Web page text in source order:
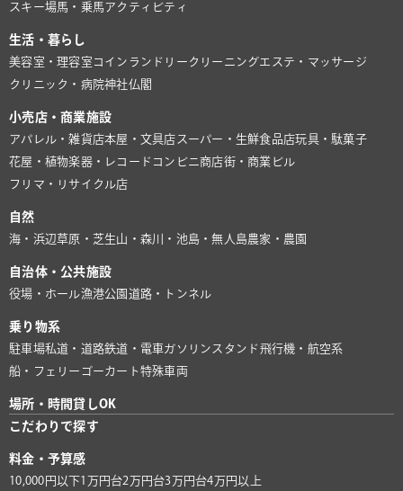
スキー場馬・乗馬アクティビティ
生活・暮らし
美容室・理容室 コインランドリー クリーニングエステ・マッサージ
クリニック・病院神社仏閣
小売店・商業施設
アパレル・雑貨店本屋・文具店 スーパー・生鮮食品店玩具・駄菓子
花屋・植物楽器・レコード コンビニ商店街・商業ビル
フリマ・リサイクル店
自然
海・浜辺 草原・芝生山・森川・池島・無人島農家・農園
自治体・公共施設
役場・ホール漁港公園 道路・トンネル
乗り物系
駐車場私道・道路鉄道・電車 ガソリンスタンド 飛行機・航空系
船・フェリー ゴーカート特殊車両
場所・時間貸しOK
こだわりで探す
料金・予算感
10,000円以下1万円台2万円台3万円台4万円以上